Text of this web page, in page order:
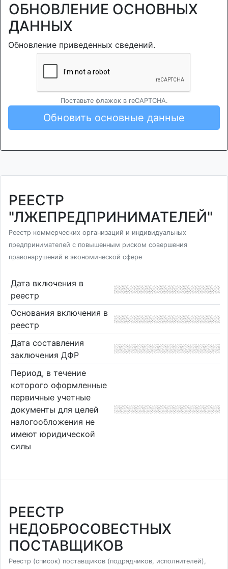
ОБНОВЛЕНИЕ ОСНОВНЫХ
ДАННЫХ
Обновление приведенных сведений.
Поставьте флажок в reCAPTCHA.
Обновить основные данные
РЕЕСТР
"ЛЖЕПРЕДПРИНИМАТЕЛЕЙ"
Реестр коммерческих организаций и индивидуальных
предпринимателей с повышенным риском совершения
правонарушений в экономической сфере
Дата включения в
реестр
Основания включения в
реестр
Дата составления
заключения ДФР
Период, в течение
которого оформленные
первичные учетные
документы для целей
налогообложения не
имеют юридической
силы
РЕЕСТР
НЕДОБРОСОВЕСТНЫХ
ПОСТАВЩИКОВ
Реестр (список) поставщиков (подрядчиков, исполнителей),